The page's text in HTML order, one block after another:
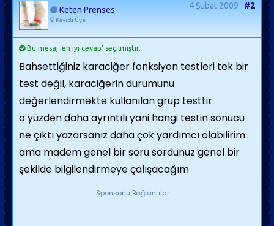
Keten Prenses
Kayıtlı Üye
4 Şubat 2009 #2
Bu mesaj 'en iyi cevap' seçilmiştir.
Bahsettiğiniz karaciğer fonksiyon testleri tek bir
test değil, karaciğerin durumunu
değerlendirmekte kullanılan grup testtir.
o yüzden daha ayrıntılı yani hangi testin sonucu
ne çıktı yazarsanız daha çok yardımcı olabilirim..
ama madem genel bir soru sordunuz genel bir
şekilde bilgilendirmeye çalışacağım
Sponsorlu Bağlantılar